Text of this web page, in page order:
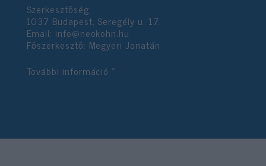
Szerkesztőség:
1037 Budapest, Seregély u. 17.
Email: info@neokohn.hu
Főszerkesztő: Megyeri Jonatán
További információ »